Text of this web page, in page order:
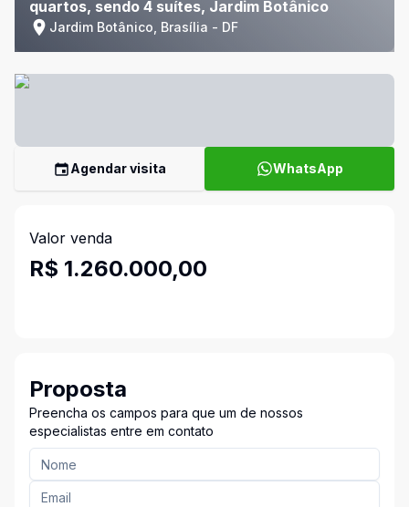
quartos, sendo 4 suítes, Jardim Botânico
Jardim Botânico, Brasília - DF
Agendar visita WhatsApp
Valor venda
R$ 1.260.000,00
Proposta
Preencha os campos para que um de nossos
especialistas entre em contato